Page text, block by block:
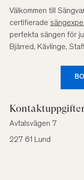
Välkommen till
certifierade
perfekta sängen för
Bjärred, Kävlinge,
Kontaktuppgifter
Avtalsvägen 7
227 61 Lund